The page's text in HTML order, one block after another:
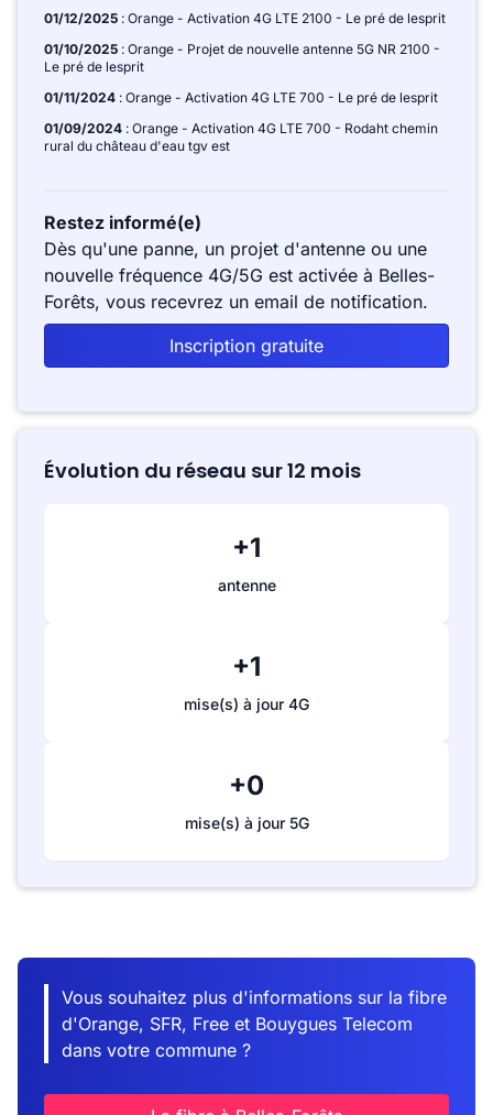
01/12/2025 : Orange - Activation 4G LTE 2100 - Le pré de lesprit
01/10/2025 : Orange - Projet de nouvelle antenne 5G NR 2100 -
Le pré de lesprit
01/11/2024 : Orange - Activation 4G LTE 700 - Le pré de lesprit
01/09/2024 : Orange - Activation 4G LTE 700 - Rodaht chemin
rural du château d'eau tgv est
Restez informé(e)
Dès qu'une panne, un projet d'antenne ou une
nouvelle fréquence 4G/5G est activée à Belles-
Forêts, vous recevrez un email de notification.
Inscription gratuite
Évolution du réseau sur 12 mois
+1
antenne
+1
mise(s) à jour 4G
+0
mise(s) à jour 5G
Vous souhaitez plus d'informations sur la fibre
d'Orange, SFR, Free et Bouygues Telecom
dans votre commune ?